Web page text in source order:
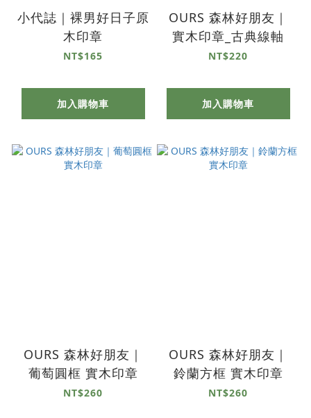
小代誌｜裸男好日子原
木印章
NT$165
加入購物車
OURS 森林好朋友｜
實木印章_古典線軸
NT$220
加入購物車
OURS 森林好朋友｜
葡萄圓框 實木印章
NT$260
OURS 森林好朋友｜
鈴蘭方框 實木印章
NT$260